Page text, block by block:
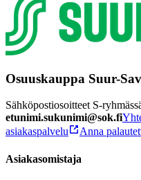
Osuuskauppa Suur-
Sähköpostiosoitteet S-
etunimi.sukunimi@sok.fi
asiakaspalvelu
Anna
Asiakasomistaja